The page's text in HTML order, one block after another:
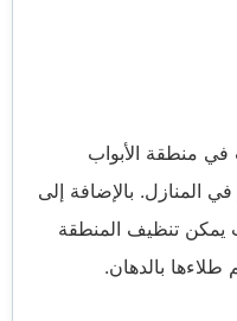
منطقة الأبواب
المنازل. بالإضافة إلى
يمكن تنظيف المنطقة
بالدهان.